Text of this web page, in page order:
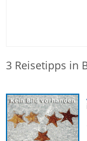
3 Reisetipps in